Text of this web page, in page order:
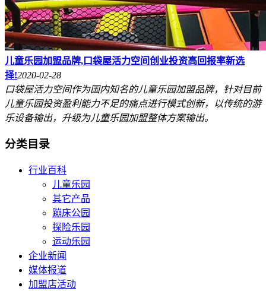
儿童乐园加盟品牌,口袋屋活力空间创业投资高回报率新选
择!2020-02-28
口袋屋活力空间作为国内知名的儿童乐园加盟品牌，针对目前
儿童乐园投资盈利能力不足的痛点进行模式创新，以传统的游
乐设备输出，升级为儿童乐园加盟整体方案输出。
分类目录
行业百科
儿童乐园
其它产品
蹦床公园
探险乐园
运动乐园
企业新闻
媒体报道
加盟店活动